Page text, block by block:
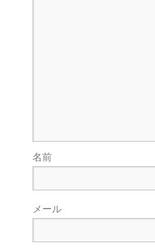
名前
メール